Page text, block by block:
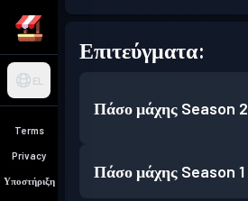
EL
Terms
Privacy
Υποστήριξη
Επιτεύγματα:
Πάσο μάχης Season 2
Πάσο μάχης Season 1